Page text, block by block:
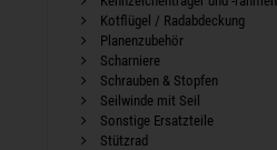
Kotflügel / Radabdeckung
Planenzubehör
Scharniere
Schrauben & Stopfen
Seilwinde mit Seil
Sonstige Ersatzteile
Stützrad